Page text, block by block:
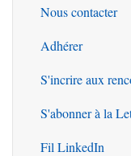
Outils
Nous contacter
Adhérer
S'incrire aux
S'abonner à la
Fil LinkedIn